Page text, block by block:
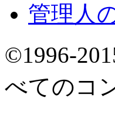
管理人
©1996-
べてのコ